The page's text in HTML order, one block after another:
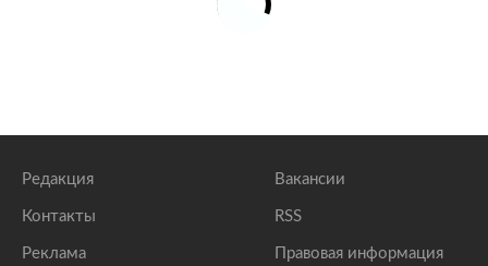
Редакция
Контакты
Реклама
Вакансии
RSS
Правовая информация